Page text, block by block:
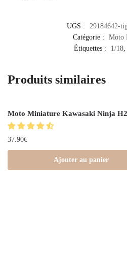
UGS :
29184642-
Catégorie :
Moto
Étiquettes :
1/18,
Produits similaires
Moto Miniature Kawasaki Ninja
37.90€
Ajouter au panier